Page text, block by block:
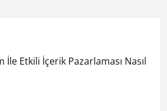
İle Etkili İçerik Pazarlaması Nasıl